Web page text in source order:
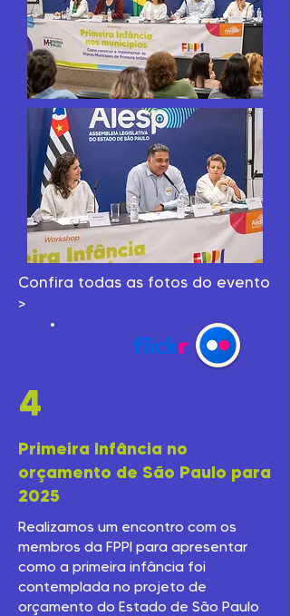
Confira todas as fotos do evento
>
4
Primeira Infância no
orçamento de São Paulo para
2025
Realizamos um encontro com os
membros da FPPI para apresentar
como a primeira infância foi
contemplada no projeto de
orçamento do Estado de São Paulo